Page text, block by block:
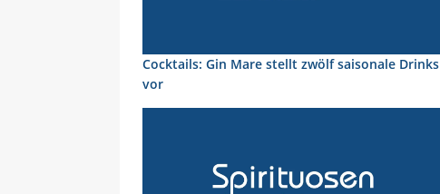
Cocktails: Gin Mare stellt zwölf saisonale Drinks
vor